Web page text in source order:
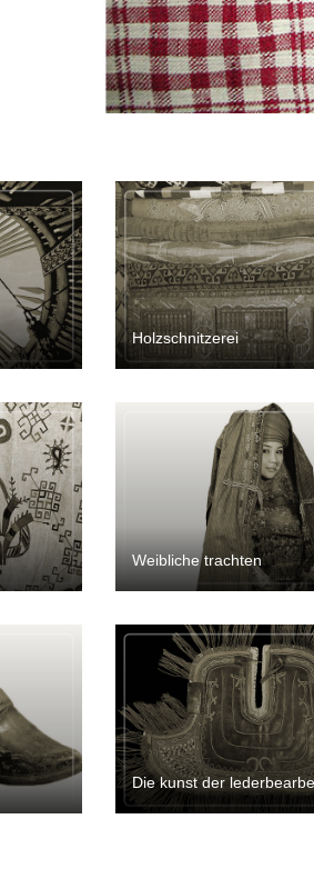
Holzschnitzerei
Weibliche trachten
Die kunst der